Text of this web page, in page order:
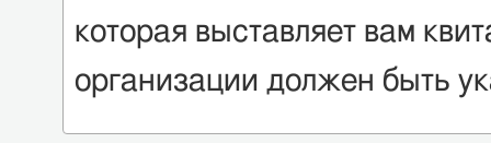
которая выставляет вам
организации должен быть